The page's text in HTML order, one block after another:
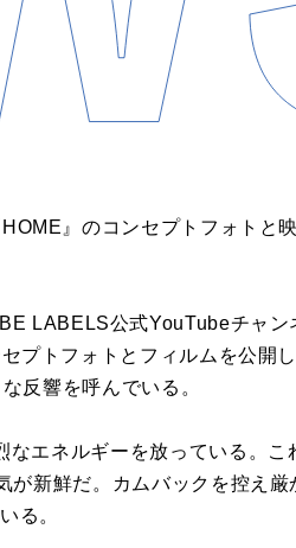
』のコンセプトフォトと
LABELS公式YouTubeチャン
プトフォトとフィルムを公開
反響を呼んでいる。
エネルギーを放っている。こ
が新鮮だ。カムバックを控え厳
る。